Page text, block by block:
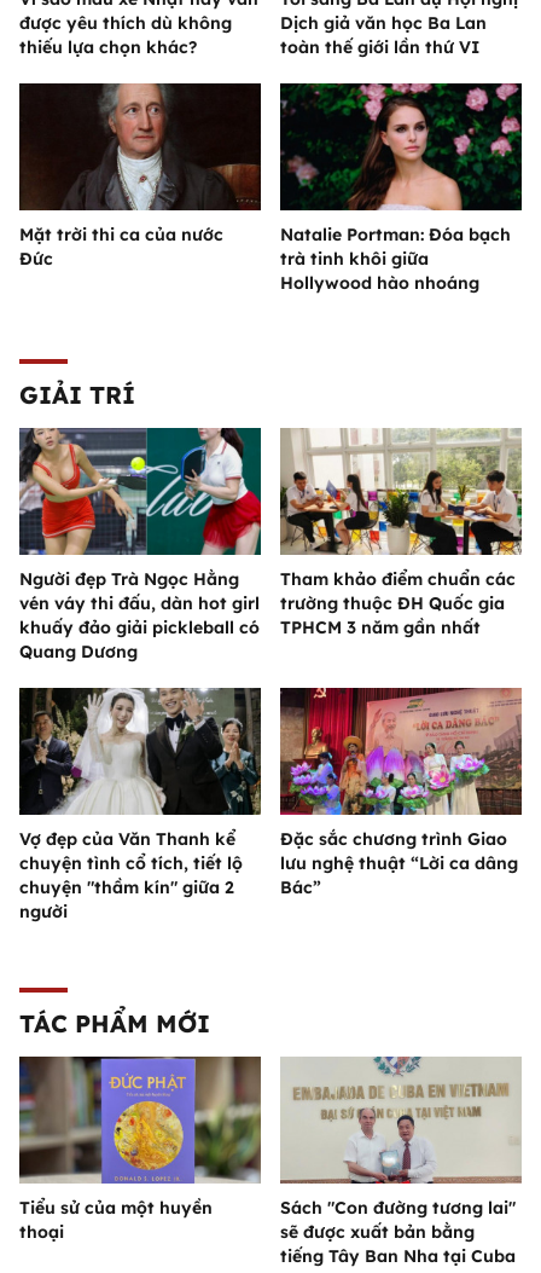
được yêu thích dù không
thiếu lựa chọn khác?
Dịch giả văn học Ba Lan
toàn thế giới lần thứ VI
Mặt trời thi ca của nước
Đức
Natalie Portman: Đóa bạch
trà tinh khôi giữa
Hollywood hào nhoáng
GIẢI TRÍ
Người đẹp Trà Ngọc Hằng
vén váy thi đấu, dàn hot girl
khuấy đảo giải pickleball có
Quang Dương
Tham khảo điểm chuẩn các
trường thuộc ĐH Quốc gia
TPHCM 3 năm gần nhất
Vợ đẹp của Văn Thanh kể
chuyện tình cổ tích, tiết lộ
chuyện "thầm kín" giữa 2
người
Đặc sắc chương trình Giao
lưu nghệ thuật “Lời ca dâng
Bác”
TÁC PHẨM MỚI
Tiểu sử của một huyền
thoại
Sách "Con đường tương lai"
sẽ được xuất bản bằng
tiếng Tây Ban Nha tại Cuba